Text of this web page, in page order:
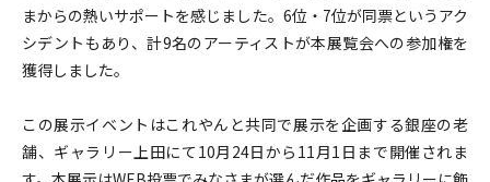
まからの熱いサポートを感じました。6位・7位が同票というアク
シデントもあり、計9名のアーティストが本展覧会への参加権を
獲得しました。
この展示イベントはこれやんと共同で展示を企画する銀座の老
舗、ギャラリー上田にて10月24日から11月1日まで開催されま